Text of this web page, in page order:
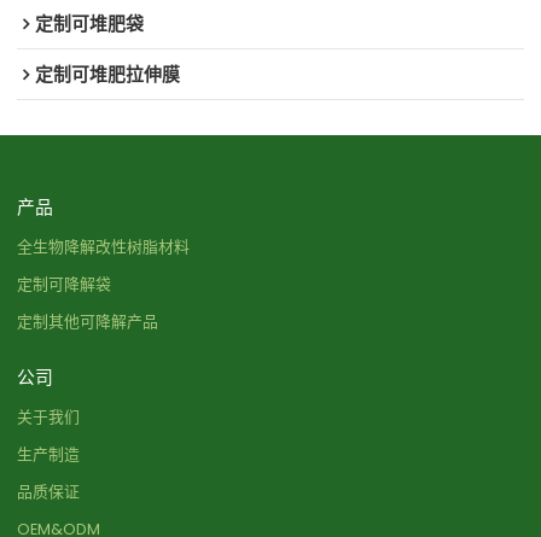
定制可堆肥袋
定制可堆肥拉伸膜
产品
全生物降解改性树脂材料
定制可降解袋
定制其他可降解产品
公司
关于我们
生产制造
品质保证
OEM&ODM